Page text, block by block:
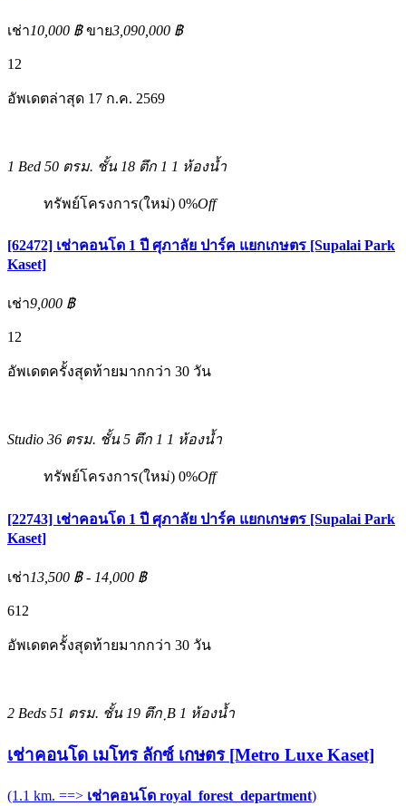
เช่า10,000 ฿ ขาย3,090,000 ฿
12
อัพเดตล่าสุด 17 ก.ค. 2569
1 Bed 50 ตรม. ชั้น 18 ตึก 1 1 ห้องน้ำ
ทรัพย์โครงการ(ใหม่) 0%Off
[62472] เช่าคอนโด 1 ปี ศุภาลัย ปาร์ค แยกเกษตร [Supalai Park
Kaset]
เช่า9,000 ฿
12
อัพเดตครั้งสุดท้ายมากกว่า 30 วัน
Studio 36 ตรม. ชั้น 5 ตึก 1 1 ห้องน้ำ
ทรัพย์โครงการ(ใหม่) 0%Off
[22743] เช่าคอนโด 1 ปี ศุภาลัย ปาร์ค แยกเกษตร [Supalai Park
Kaset]
เช่า13,500 ฿ - 14,000 ฿
612
อัพเดตครั้งสุดท้ายมากกว่า 30 วัน
2 Beds 51 ตรม. ชั้น 19 ตึก ฺB 1 ห้องน้ำ
เช่าคอนโด เมโทร ลักซ์ เกษตร [Metro Luxe Kaset]
(1.1 km. ==> เช่าคอนโด royal_forest_department)